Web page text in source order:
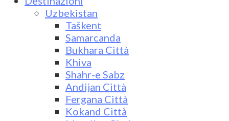
Uzbekistan
Taškent
Samarcanda
Bukhara Città
Khiva
Shahr-e Sabz
Andijan Città
Fergana Città
Kokand Città